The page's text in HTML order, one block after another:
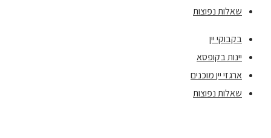
שאלות נפוצות
בקבוקי יין
יינות בקופסא
ארגזי יין מוכנים
שאלות נפוצות